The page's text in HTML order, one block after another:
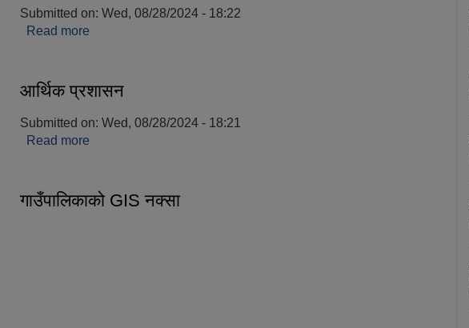
Submitted on: Wed, 08/28/2024 - 18:22
Read more
आर्थिक प्रशासन
Submitted on: Wed, 08/28/2024 - 18:21
Read more
गाउँपालिकाको GIS नक्सा